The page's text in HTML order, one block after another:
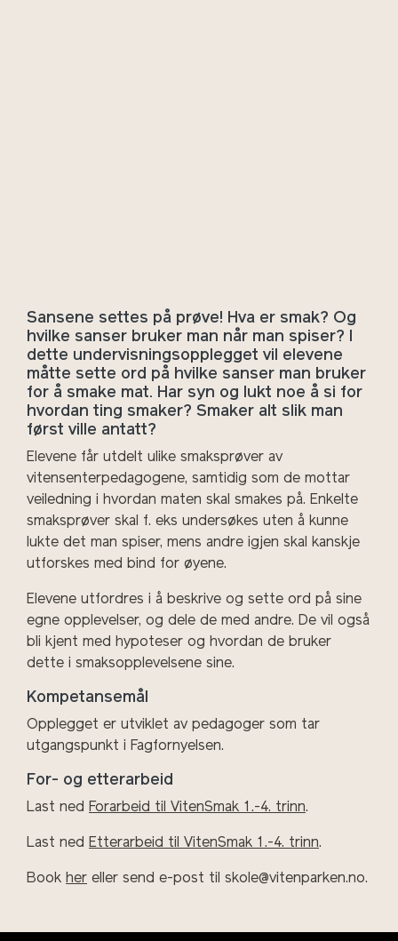
Sansene settes på prøve! Hva er smak? Og
hvilke sanser bruker man når man spiser? I
dette undervisningsopplegget vil elevene
måtte sette ord på hvilke sanser man bruker
for å smake mat. Har syn og lukt noe å si for
hvordan ting smaker? Smaker alt slik man
først ville antatt?
Elevene får utdelt ulike smaksprøver av
vitensenterpedagogene, samtidig som de mottar
veiledning i hvordan maten skal smakes på. Enkelte
smaksprøver skal f. eks undersøkes uten å kunne
lukte det man spiser, mens andre igjen skal kanskje
utforskes med bind for øyene.
Elevene utfordres i å beskrive og sette ord på sine
egne opplevelser, og dele de med andre. De vil også
bli kjent med hypoteser og hvordan de bruker
dette i smaksopplevelsene sine.
Kompetansemål
Opplegget er utviklet av pedagoger som tar
utgangspunkt i Fagfornyelsen.
For- og etterarbeid
Last ned Forarbeid til VitenSmak 1.-4. trinn.
Last ned Etterarbeid til VitenSmak 1.-4. trinn.
Book her eller send e-post til skole@vitenparken.no.